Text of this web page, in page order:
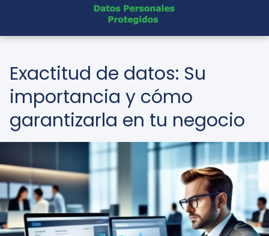
Exactitud de datos: Su
importancia y cómo
garantizarla en tu negocio